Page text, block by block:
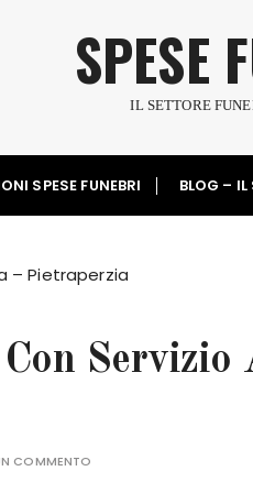
SPESE
IL SETTORE
SPESE FUNEBRI BLOG – IL
– Pietraperzia
Servizio
COMMENTO